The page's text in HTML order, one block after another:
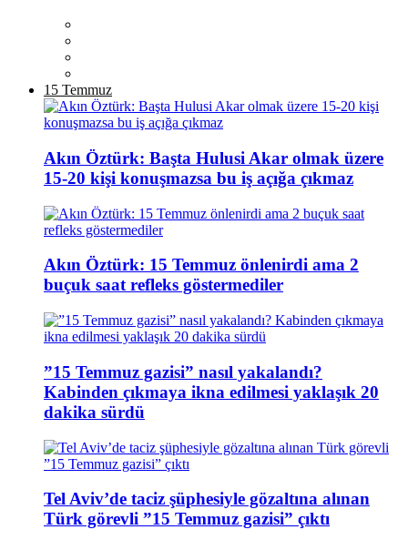
15 Temmuz
Akın Öztürk: Başta Hulusi Akar olmak üzere
15-20 kişi konuşmazsa bu iş açığa çıkmaz
Akın Öztürk: 15 Temmuz önlenirdi ama 2
buçuk saat refleks göstermediler
”15 Temmuz gazisi” nasıl yakalandı?
Kabinden çıkmaya ikna edilmesi yaklaşık 20
dakika sürdü
Tel Aviv’de taciz şüphesiyle gözaltına alınan
Türk görevli ”15 Temmuz gazisi” çıktı